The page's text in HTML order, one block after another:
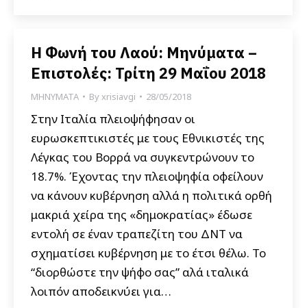
Η Φωνή του Λαού: Μηνύματα –
Επιστολές: Τρίτη 29 Μαΐου 2018
ΜΗΝΥΜΑΤΑ Byxrisiavgi 28/05/2018
Στην Ιταλία πλειοψήφησαν οι
ευρωσκεπτικιστές με τους Εθνικιστές της
Λέγκας του Βορρά να συγκεντρώνουν το
18.7%. Έχοντας την πλειοψηφία οφείλουν
να κάνουν κυβέρνηση αλλά η πολιτικά ορθή
μακριά χείρα της «δημοκρατίας» έδωσε
εντολή σε έναν τραπεζίτη του ΔΝΤ να
σχηματίσει κυβέρνηση με το έτσι θέλω. Το
“διορθώστε την ψήφο σας” αλά ιταλικά
λοιπόν αποδεικνύει για…